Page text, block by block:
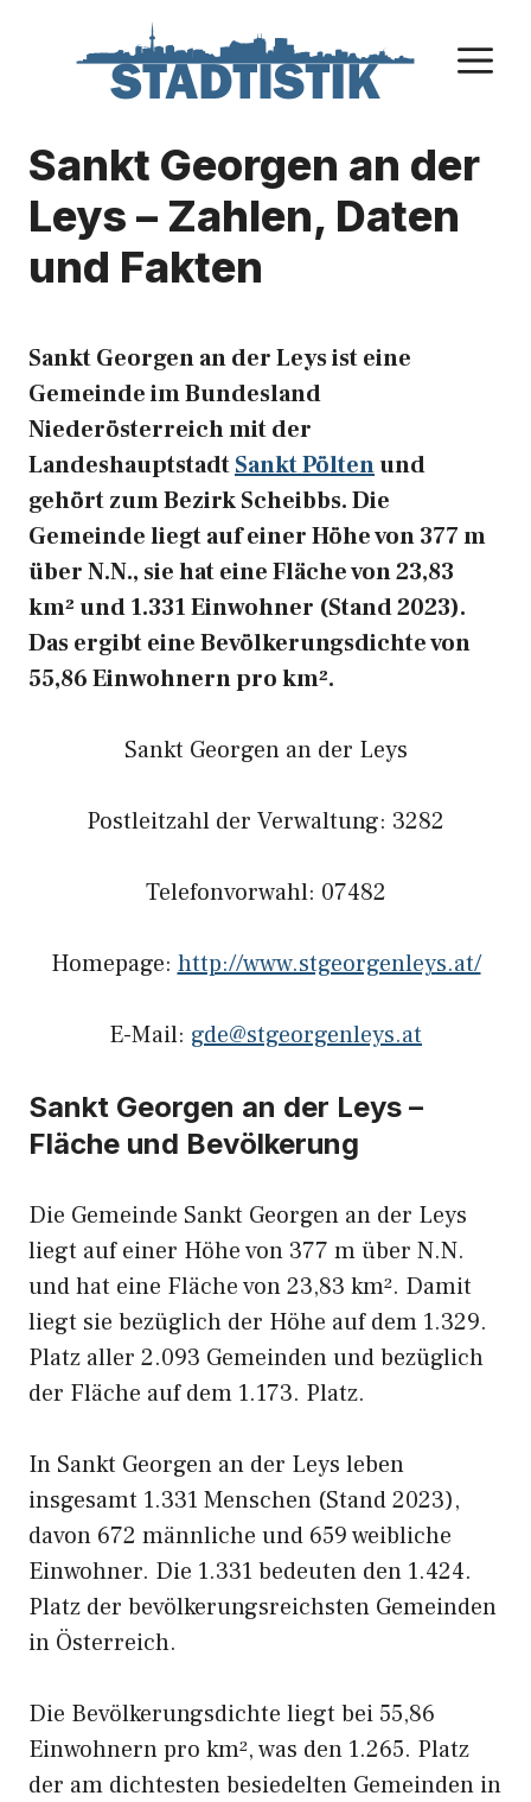
Sankt Georgen an der
Leys – Zahlen, Daten
und Fakten
Sankt Georgen an der Leys ist eine
Gemeinde im Bundesland
Niederösterreich mit der
LandeshauptstadtSankt Pöltenund
gehört zum Bezirk Scheibbs. Die
Gemeinde liegt auf einer Höhe von 377 m
über N.N., sie hat eine Fläche von 23,83
km² und 1.331 Einwohner (Stand 2023).
Das ergibt eine Bevölkerungsdichte von
55,86 Einwohnern pro km².
Sankt Georgen an der Leys
Postleitzahl der Verwaltung: 3282
Telefonvorwahl: 07482
Homepage: http://www.stgeorgenleys.at/
E-Mail: gde@stgeorgenleys.at
Sankt Georgen an der Leys –
Fläche und Bevölkerung
Die Gemeinde Sankt Georgen an der Leys
liegt auf einer Höhe von 377 m über N.N.
und hat eine Fläche von 23,83 km². Damit
liegt sie bezüglich der Höhe auf dem 1.329.
Platz aller 2.093 Gemeinden und bezüglich
der Fläche auf dem 1.173. Platz.
In Sankt Georgen an der Leys leben
insgesamt 1.331 Menschen (Stand 2023),
davon 672 männliche und 659 weibliche
Einwohner. Die 1.331 bedeuten den 1.424.
Platz der bevölkerungsreichsten Gemeinden
in Österreich.
Die Bevölkerungsdichte liegt bei 55,86
Einwohnern pro km², was den 1.265. Platz
der am dichtesten besiedelten Gemeinden in